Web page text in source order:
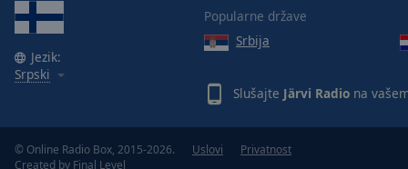
dialog
window.
Escape
will
close
the
Jezik:
Srpski
Popularne države
Srbija
Slušajte Järvi Radio na
© Online Radio Box, 2015-2026.
Created by Final Level
Uslovi Privatnost